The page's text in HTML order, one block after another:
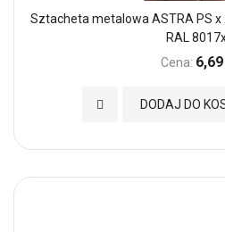
Sztacheta metalowa ASTRA PS x
RAL
Cena: 6,69
DODAJ DO
Dodaj do Ulubionych